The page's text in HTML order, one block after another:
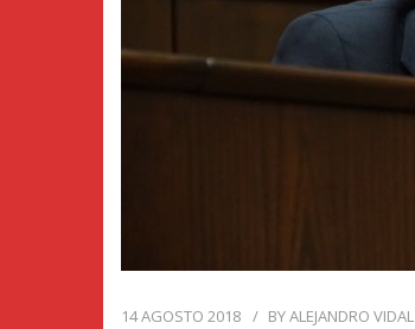
14 AGOSTO 2018 BYALEJANDRO VIDAL